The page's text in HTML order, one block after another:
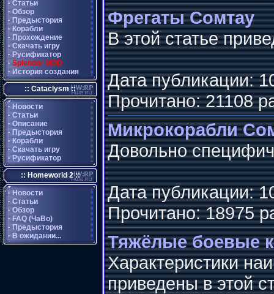
· Статьи
· Обзор
· Предыстория
· Корабли
· Прохождение
· Скачать игру
· Русификатор
· Splendor MOD
· История создания
:: Cataclysm ::
· Новости
· Статьи
· Описание
· Предыстория
· Корабли
· Скачать игру
· Русификатор
:: Homeworld 2 ::
· Новости
· Статьи
· Обзор
· FAQ (ЧаВо)
· Предыстория
· В ожидании...
Фрегаты Сомтау
В этой статье
Дата публикации:
Прочитано: 21108
Микрокорабли
Довольно
Дата публикации:
Прочитано: 18975
Тяжёлые боевые
Характеристики
приведены в этой